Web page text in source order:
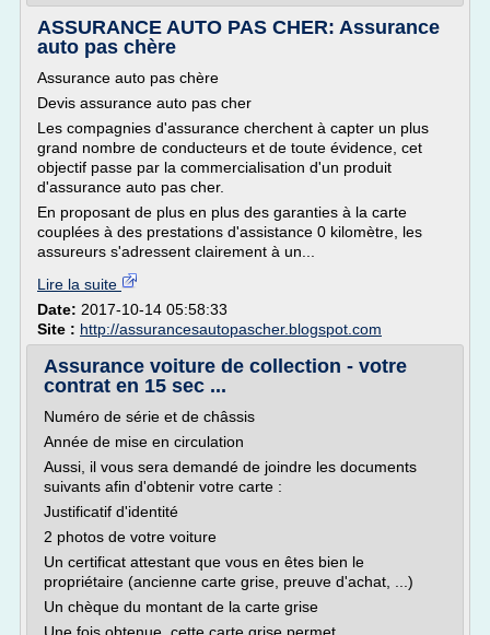
ASSURANCE AUTO PAS CHER: Assurance
auto pas chère
Assurance auto pas chère
Devis assurance auto pas cher
Les compagnies d'assurance cherchent à capter un plus
grand nombre de conducteurs et de toute évidence, cet
objectif passe par la commercialisation d'un produit
d'assurance auto pas cher.
En proposant de plus en plus des garanties à la carte
couplées à des prestations d'assistance 0 kilomètre, les
assureurs s'adressent clairement à un...
Lire la suite
Date: 2017-10-14 05:58:33
Site : http://assurancesautopascher.blogspot.com
Assurance voiture de collection - votre
contrat en 15 sec ...
Numéro de série et de châssis
Année de mise en circulation
Aussi, il vous sera demandé de joindre les documents
suivants afin d'obtenir votre carte :
Justificatif d'identité
2 photos de votre voiture
Un certificat attestant que vous en êtes bien le
propriétaire (ancienne carte grise, preuve d'achat, ...)
Un chèque du montant de la carte grise